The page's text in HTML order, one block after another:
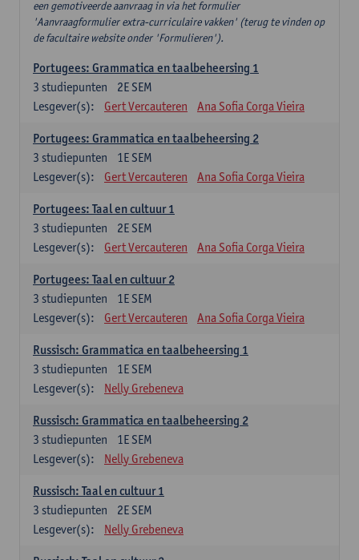
een gemotiveerde aanvraag in via het formulier
'Aanvraagformulier extra-curriculaire vakken' (terug te vinden op
de facultaire website onder 'Formulieren').
Portugees: Grammatica en taalbeheersing 1
2E SEM
3 studiepunten
Lesgever(s):
Gert Vercauteren Ana Sofia Corga Vieira
Portugees: Grammatica en taalbeheersing 2
1E SEM
3 studiepunten
Lesgever(s):
Gert Vercauteren Ana Sofia Corga Vieira
Portugees: Taal en cultuur 1
2E SEM
3 studiepunten
Lesgever(s):
Gert Vercauteren Ana Sofia Corga Vieira
Portugees: Taal en cultuur 2
1E SEM
3 studiepunten
Lesgever(s):
Gert Vercauteren Ana Sofia Corga Vieira
Russisch: Grammatica en taalbeheersing 1
1E SEM
3 studiepunten
Lesgever(s):
Nelly Grebeneva
Russisch: Grammatica en taalbeheersing 2
1E SEM
3 studiepunten
Lesgever(s):
Nelly Grebeneva
Russisch: Taal en cultuur 1
2E SEM
3 studiepunten
Lesgever(s):
Nelly Grebeneva